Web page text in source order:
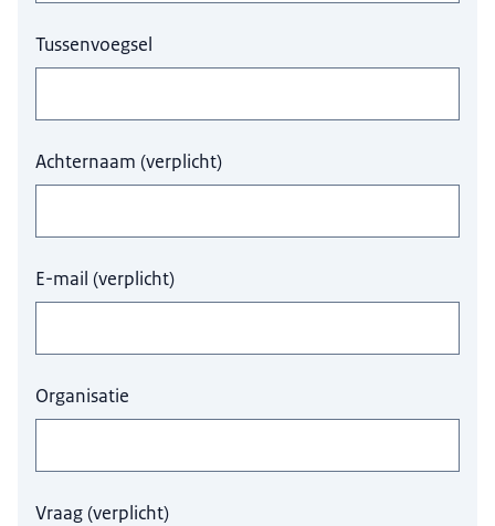
Tussenvoegsel
Achternaam (verplicht)
E-mail (verplicht)
Organisatie
Vraag(verplicht)